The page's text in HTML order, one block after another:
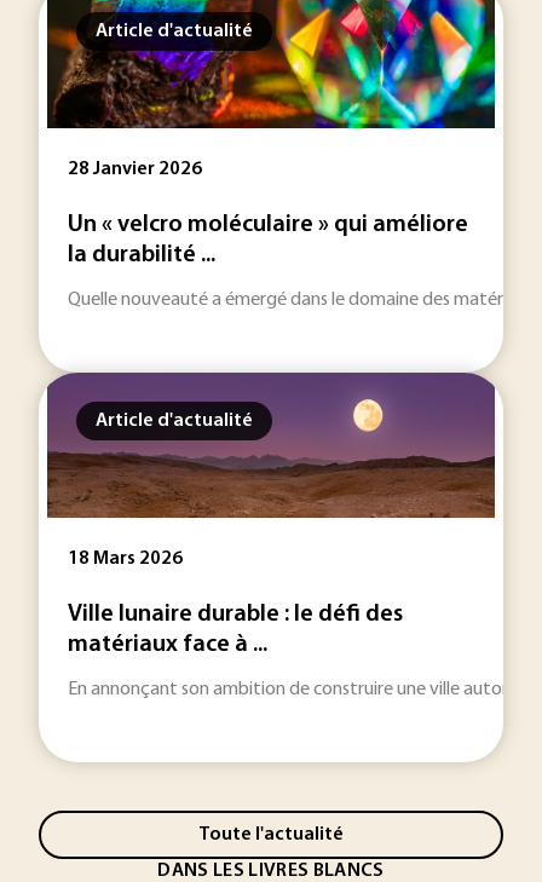
Article d'actualité
28 Janvier 2026
Un « velcro moléculaire » qui améliore
la durabilité ...
Quelle nouveauté a émergé dans le domaine des
Article d'actualité
18 Mars 2026
Ville lunaire durable : le défi des
matériaux face à ...
En annonçant son ambition de construire une ville
Toute l'actualité
DANS LES LIVRES BLANCS